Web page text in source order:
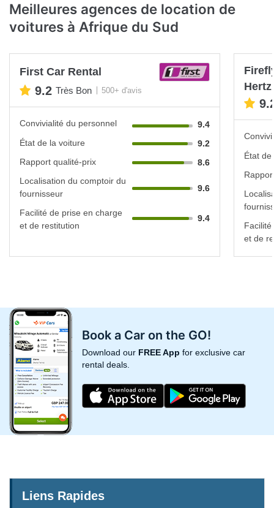
Meilleures agences de location de
voitures à Afrique du Sud
First Car Rental
9.2 Très Bon 500+ d'avis
Convivialité du personnel
9.4
État de la voiture
9.2
Rapport qualité-prix
8.6
Localisation du comptoir du
fournisseur
9.6
Facilité de prise en charge
et de restitution
9.4
Hertz
État
et de
Book a Car on the GO!
Download our FREE App for exclusive car
rental deals.
Liens Rapides